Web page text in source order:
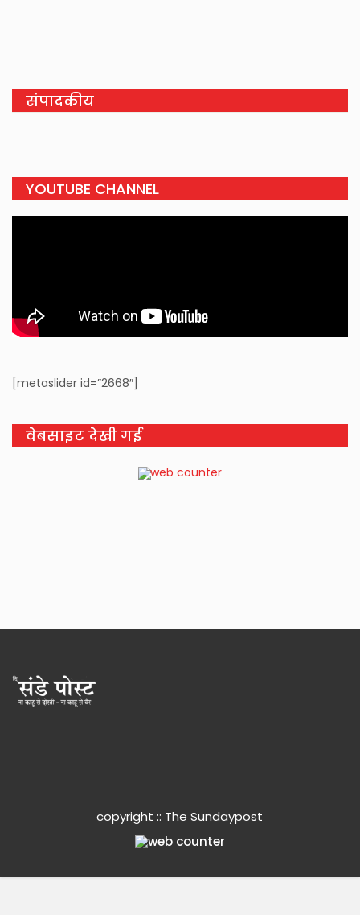
संपादकीय
YOUTUBE CHANNEL
[metaslider id=”2668″]
वेबसाइट देखी गई
copyright :: The Sundaypost